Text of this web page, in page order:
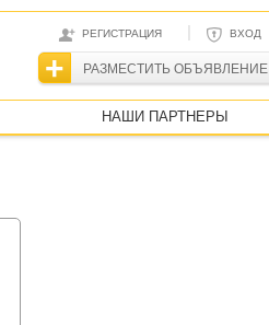
РЕГИСТРАЦИЯ | ВХОД
РАЗМЕСТИТЬ ОБЪЯВЛЕНИЕ
НАШИ ПАРТНЕРЫ